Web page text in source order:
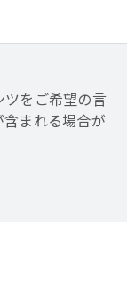
をご希望の言
まれる場合が